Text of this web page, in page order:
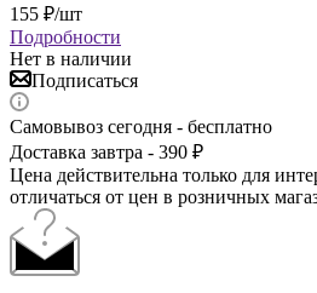
155 ₽/шт
Подробности
Нет в наличии
Подписаться
Самовывоз сегодня - бесплатно
Доставка завтра - 390 ₽
Цена действительна только для
отличаться от цен в розничных